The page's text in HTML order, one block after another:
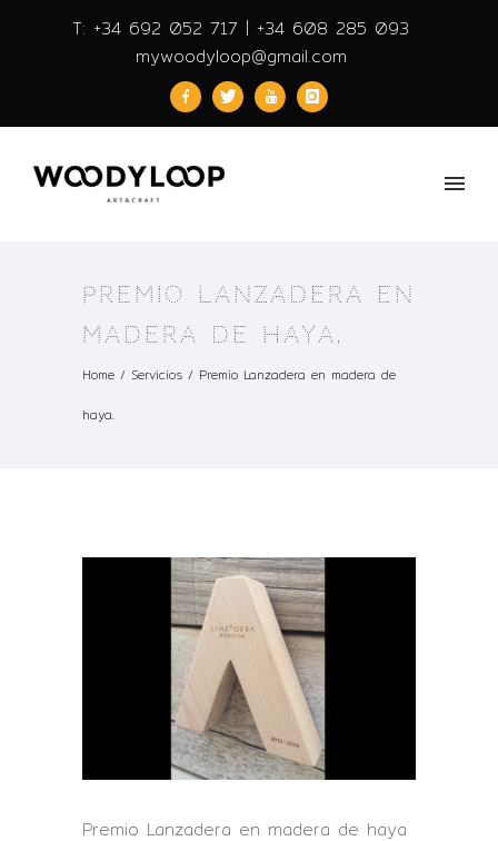
T: +34 692 052 717 | +34 608 285 093
mywoodyloop@gmail.com
PREMIO LANZADERA EN
MADERA DE HAYA.
Home / Servicios / Premio Lanzadera en madera de
haya.
Premio Lanzadera en madera de haya